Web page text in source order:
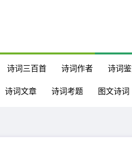
诗词三百首 诗词作者 诗词
诗词文章 诗词考题 图文诗词